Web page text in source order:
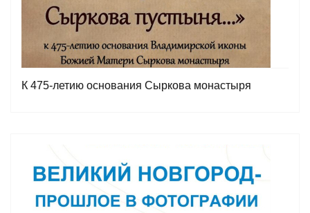
К 475-летию основания Сыркова монастыря